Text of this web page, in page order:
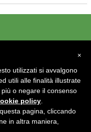
anche in estate
×
utilizzati si avvalgono
utili alle finalità illustrate
o negare il consenso
policy
pagina, cliccando
in altra maniera,